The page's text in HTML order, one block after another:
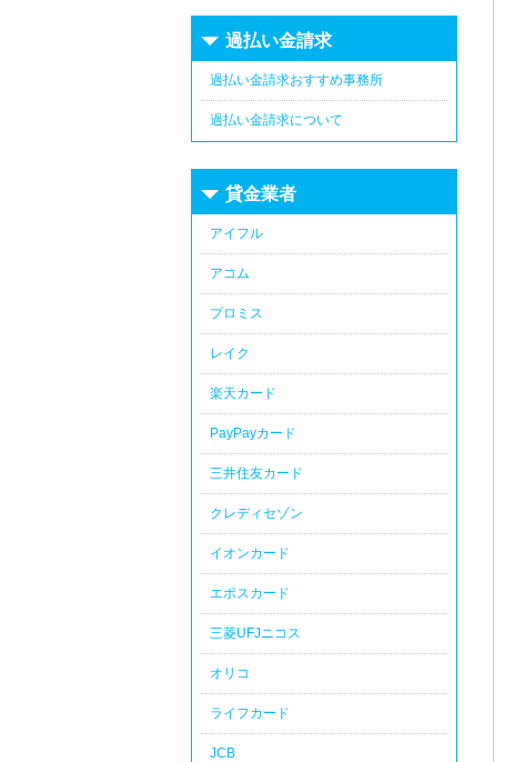
過払い金請求
過払い金請求おすすめ事務所
過払い金請求について
貸金業者
アイフル
アコム
プロミス
レイク
楽天カード
PayPayカード
三井住友カード
クレディセゾン
イオンカード
エポスカード
三菱UFJニコス
オリコ
ライフカード
JCB